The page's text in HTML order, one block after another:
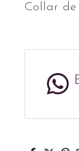
Collar